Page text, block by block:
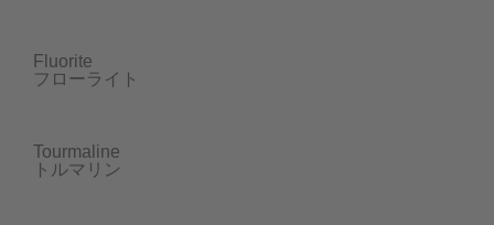
Fluorite
フローライト
Tourmaline
トルマリン